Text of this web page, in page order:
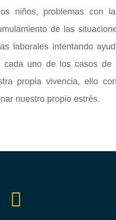
niños, problemas con
de las
laborales intentando
cada uno de los casos de
propia vivencia, ello
nuestro propio estrés.
